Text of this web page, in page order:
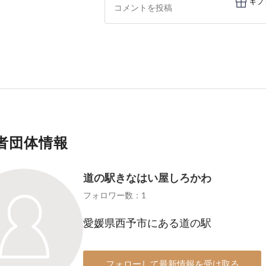
団体情報
道の駅きなはい屋しろかわ
フォロワー数：1
愛媛県西予市にある道の駅
フォローして最新情報を受け取る